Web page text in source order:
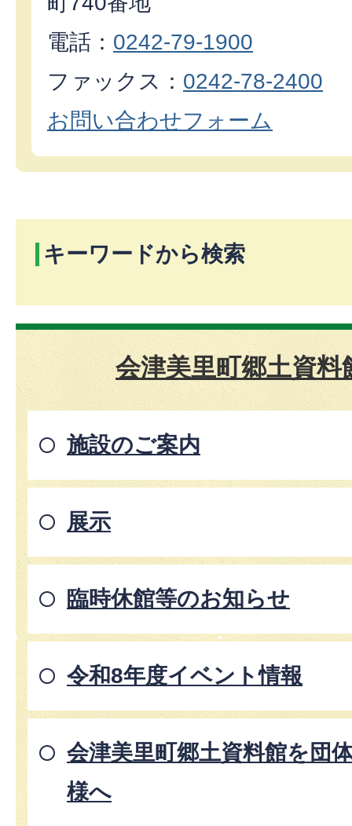
電話： 0242-79-1900
ファックス： 0242-78-2400
お問い合わせフォーム
キーワードから検索
会津美里町郷土資
施設のご案内
展示
臨時休館等のお知らせ
令和8年度イベント情報
会津美里町郷土資料館を団
様へ